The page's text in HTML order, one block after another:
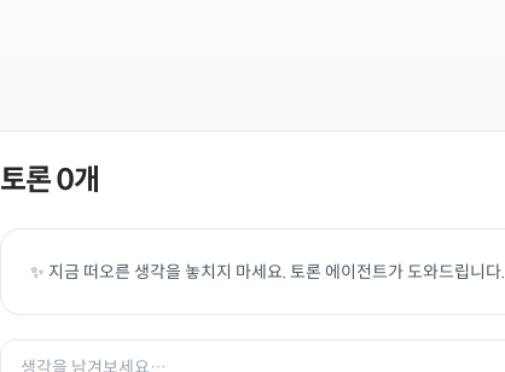
토론0개
✨ 지금 떠오른 생각을 놓치지 마세요. 토론 에이전트가 도와드립니다.